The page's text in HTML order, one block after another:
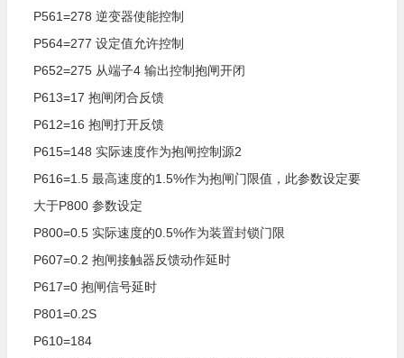
P561=278 逆变器使能控制
P564=277 设定值允许控制
P652=275 从端子4 输出控制抱闸开闭
P613=17 抱闸闭合反馈
P612=16 抱闸打开反馈
P615=148 实际速度作为抱闸控制源2
P616=1.5 最高速度的1.5%作为抱闸门限值，此参数设定要
大于P800 参数设定
P800=0.5 实际速度的0.5%作为装置封锁门限
P607=0.2 抱闸接触器反馈动作延时
P617=0 抱闸信号延时
P801=0.2S
P610=184